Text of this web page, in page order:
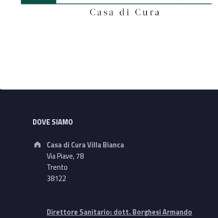
Footer sidebar
DOVE SIAMO
Address:
Casa di Cura Villa Bianca
Via Piave, 78
Trento
38122
Direttore Sanitario: dott. Borghesi Armando